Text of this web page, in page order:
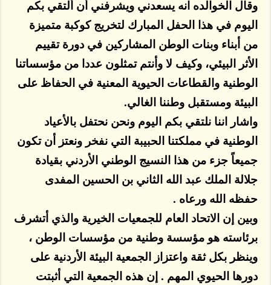
وقال الخوالده انه يسعدني ويشرفني أن ألتقي بكم
اليوم في هذا الحفل المبارك لتخريج كوكبة متميزة
من أبناء وبنات الوطن المشاركين في دورة تقييم
الأثر البيئي، وكيف لا وأنتم تمثلون عددا من مؤسساتنا
الوطنية والقطاعات الحيوية المعنية في الحفاظ على
البيئة ومستقبل وطننا الغالي.
واشار اننا نلتقي بكم اليوم ونحن نحتفل بالأعياد
الوطنية في مملكتنا الحبيبة التي نفخر ونعتز أن تكون
جميعاً جزء من هذا النسيج الوطني الأردني بقيادة
جلالة الملك عبد الله الثاني بن الحسين المفدى
حفظه الله ورعاه .
وبين إن الاتحاد العام للجمعيات الخيرية والذي أتشرف
برئاسته هو مؤسسة وطنية من مؤسسات الوطن ،
وينظر بكل ثقة واعتزاز الجمعية البيئة الأردنية على
دورها الحيوي المهم . إن هذه الجمعية التي أثبتت